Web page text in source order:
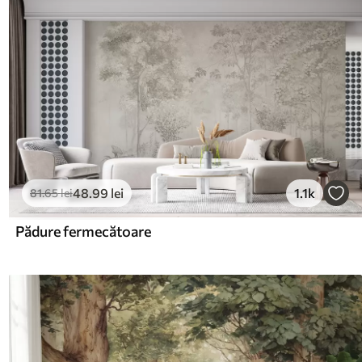
81.65lei48.99 lei 1.1k
Pădure fermecătoare